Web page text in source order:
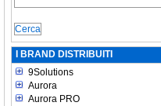
I BRAND DISTRIBUITI
9Solutions
Aurora
Aurora PRO